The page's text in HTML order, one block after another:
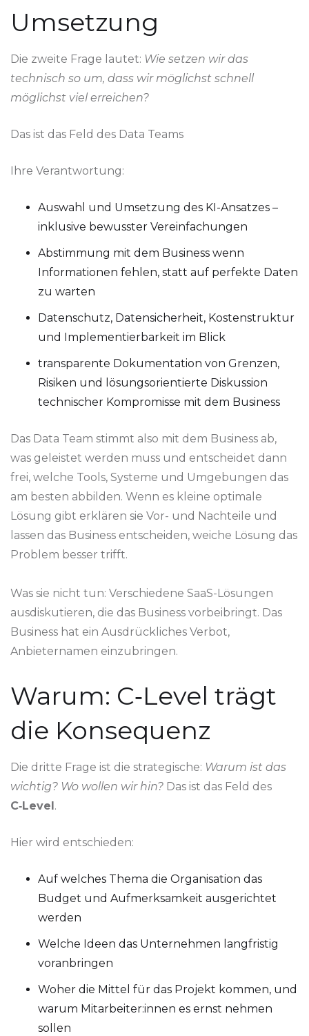
Umsetzung
Die zweite Frage lautet: Wie setzen wir das
technisch so um, dass wir möglichst schnell
möglichst viel erreichen?
Das ist das Feld des Data Teams
Ihre Verantwortung:
Auswahl und Umsetzung des KI-Ansatzes –
inklusive bewusster Vereinfachungen
Abstimmung mit dem Business wenn
Informationen fehlen, statt auf perfekte Daten
zu warten
Datenschutz, Datensicherheit, Kostenstruktur
und Implementierbarkeit im Blick
transparente Dokumentation von Grenzen,
Risiken und lösungsorientierte Diskussion
technischer Kompromisse mit dem Business
Das Data Team stimmt also mit dem Business ab,
was geleistet werden muss und entscheidet dann
frei, welche Tools, Systeme und Umgebungen das
am besten abbilden. Wenn es kleine optimale
Lösung gibt erklären sie Vor- und Nachteile und
lassen das Business entscheiden, weiche Lösung das
Problem besser trifft.
Was sie nicht tun: Verschiedene SaaS-Lösungen
ausdiskutieren, die das Business vorbeibringt. Das
Business hat ein Ausdrückliches Verbot,
Anbieternamen einzubringen.
Warum: C‑Level trägt
die Konsequenz
Die dritte Frage ist die strategische: Warum ist das
wichtig? Wo wollen wir hin? Das ist das Feld des
C‑Level.
Hier wird entschieden:
Auf welches Thema die Organisation das
Budget und Aufmerksamkeit ausgerichtet
werden
Welche Ideen das Unternehmen langfristig
voranbringen
Woher die Mittel für das Projekt kommen, und
warum Mitarbeiter:innen es ernst nehmen
sollen